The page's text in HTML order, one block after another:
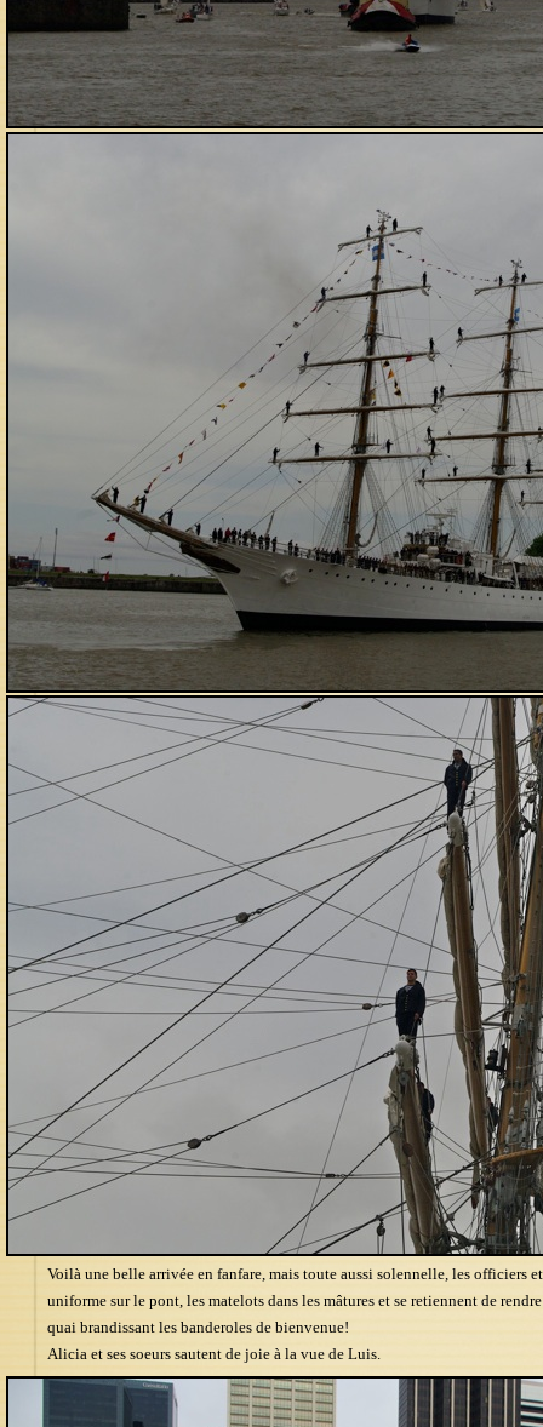
Voilà une belle arrivée en fanfare, mais toute aussi solennelle, les officiers
uniforme sur le pont, les matelots dans les mâtures et se retiennent de
quai brandissant les banderoles de bienvenue!
Alicia et ses soeurs sautent de joie à la vue de Luis.